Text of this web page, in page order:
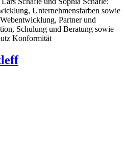
Unternehmensfarben sowie
Partner und
Schulung und Beratung sowie
Konformität